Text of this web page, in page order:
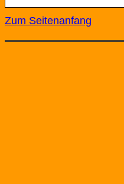
Zum Seitenanfang